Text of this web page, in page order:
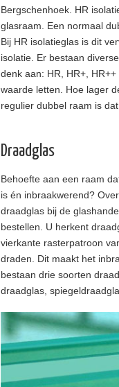
Bergschenhoek. HR
glasraam. Een normaal
Bij HR isolatieglas is dit
isolatie. Er bestaan
denk aan: HR, HR+,
waarde letten. Hoe lager
regulier dubbel raam is
Draadglas
Behoefte aan een raam
is én inbraakwerend?
draadglas bij de
bestellen. U herkent
vierkante rasterpatroon
draden. Dit maakt het
bestaan drie soorten
draadglas,